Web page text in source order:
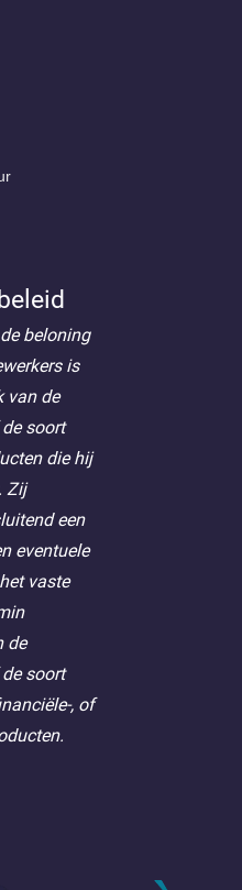
beloning
is
van de
soort
die hij
Zij
een
eventuele
vaste
de
soort
, of